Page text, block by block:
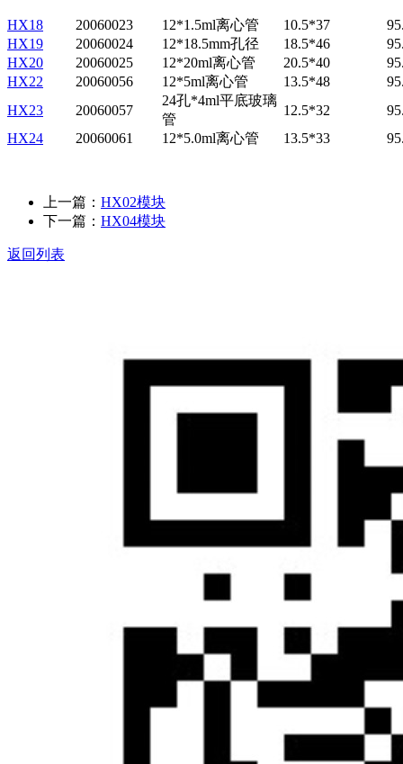
HX18 20060023 12*1.5ml离心管 10.5*37
HX19
20060024 12*18.5mm孔径 18.5*46
HX20
20060025 12*20ml离心管 20.5*40
HX22
20060056 12*5ml离心管 13.5*48
HX23
20060057
24孔*4ml平底玻璃
管
12.5*32
HX24
20060061 12*5.0ml离心管 13.5*33
上一篇： HX02模块
下一篇： HX04模块
返回列表